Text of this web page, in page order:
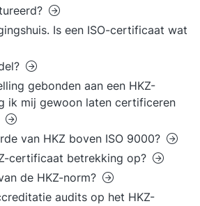
Is een ISO-certificaat wat
gebonden aan een HKZ-
ik mij gewoon laten certificeren
van HKZ boven ISO 9000?
certificaat betrekking op?
de HKZ-norm?
audits op het HKZ-